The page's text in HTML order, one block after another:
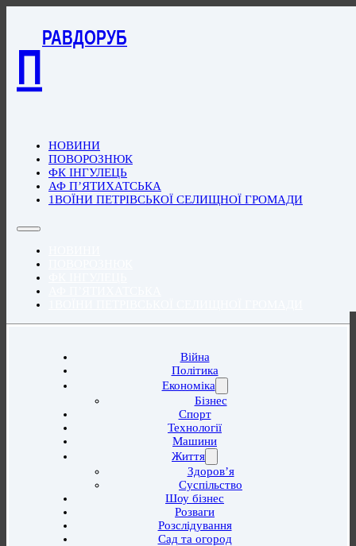
П
РАВДОРУБ
НОВИНИ
ПОВОРОЗНЮК
ФК ІНГУЛЕЦЬ
АФ П’ЯТИХАТСЬКА
1ВОЇНИ ПЕТРІВСЬКОЇ СЕЛИЩНОЇ ГРОМАДИ
Війна
Політика
Економіка
Бізнес
Спорт
Технології
Машини
Життя
Здоров’я
Суспільство
Шоу бізнес
Розваги
Розслідування
Сад та огород